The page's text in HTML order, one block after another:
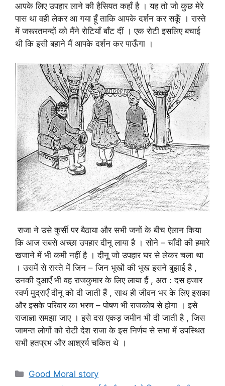
आपके लिए उपहार लाने की हैसियत कहाँ है । यह तो जो कुछ मेरे
पास था वही लेकर आ गया हूँ ताकि आपके दर्शन कर सकूँ । रास्ते
में जरूरतमन्दों को मैंने रोटियाँ बाँट दीं । एक रोटी इसलिए बचाई
थी कि इसी बहाने मैं आपके दर्शन कर पाऊँगा ।
राजा ने उसे कुर्सी पर बैठाया और सभी जनों के बीच ऐलान किया
कि आज सबसे अच्छा उपहार दीनू लाया है । सोने – चाँदी की हमारे
खजाने में भी कमी नहीं है । दीनू जो उपहार घर से लेकर चला था
। उसमें से रास्ते में जिन – जिन भूखों की भूख इसने बुझाई है ,
उनकी दुआएँ भी वह राजकुमार के लिए लाया हैं , अत : दस हजार
स्वर्ण मुद्राएँ दीनू को दी जाती हैं , साथ ही जीवन भर के लिए इसका
और इसके परिवार का भरण – पोषण भी राजकोष से होगा । इसे
राजाज्ञा समझा जाए । इसे दस एकड़ जमीन भी दी जाती है , जिस
जामन्त लोगों को रोटी देश राजा के इस निर्णय से सभा में उपस्थित
सभी हतप्रभ और आश्रर्य चकित थे ।
Categories
Good Moral story